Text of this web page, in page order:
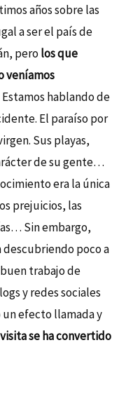
años sobre las
a ser el país de
perolos que
veníamos
Estamos hablando de
El paraíso por
Sus playas,
de su gente…
era la única
prejuicios, las
Sin embargo,
descubriendo poco a
trabajo de
y redes sociales
un efecto llamada y
se ha convertido